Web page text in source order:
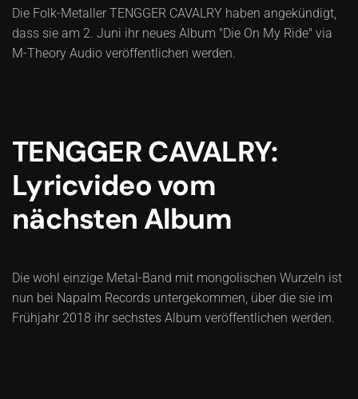
Die Folk-Metaller TENGGER CAVALRY haben angekündigt,
dass sie am 2. Juni ihr neues Album "Die On My Ride" via
M-Theory Audio veröffentlichen werden.
TENGGER CAVALRY:
Lyricvideo vom
nächsten Album
Die wohl einzige Metal-Band mit mongolischen Wurzeln ist
nun bei Napalm Records untergekommen, über die sie im
Frühjahr 2018 ihr sechstes Album veröffentlichen werden.